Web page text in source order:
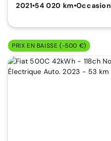
2021•54 020 km•Occasion
PRIX EN BAISSE (-500 €)